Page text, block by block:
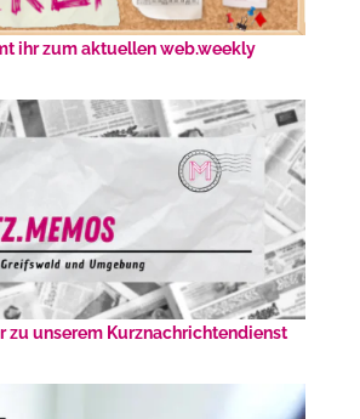
ihr zum aktuellen web.weekly
zu unserem Kurznachrichtendienst